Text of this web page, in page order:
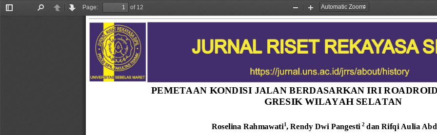
Toggle
PreviousNext
Page:
of 12
Zoom
Out
Zoom
In
PEMETAAN KONDISI JALAN BERDASARKAN IRI ROADROID
GRESIK WILAYAH SELATAN
Roselina Rahmawati1, Rendy Dwi Pangesti 2 dan Rifqi Aulia